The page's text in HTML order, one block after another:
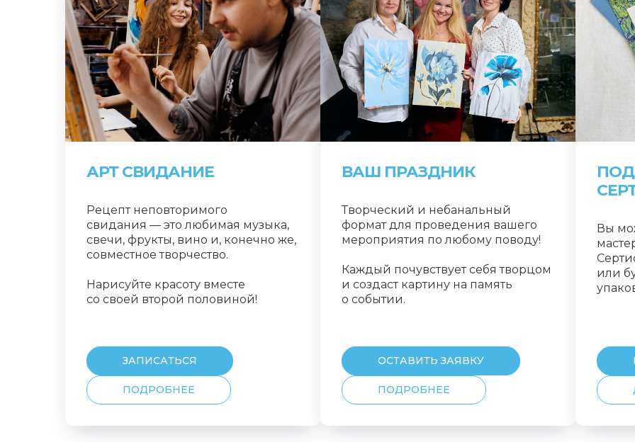
АРТ СВИДАНИЕ
Рецепт неповторимого
свидания — это любимая музыка,
свечи, фрукты, вино и, конечно же,
совместное творчество.
Нарисуйте красоту вместе
со своей второй половиной!
ЗАПИСАТЬСЯ
ПОДРОБНЕЕ
ВАШ ПРАЗДНИК
Творческий и небанальный
формат для проведения вашего
мероприятия по любому поводу!
Каждый почувствует себя творцом
и создаст картину на память
о событии.
ОСТАВИТЬ ЗАЯВКУ
ПОДРОБНЕЕ
Вы
или